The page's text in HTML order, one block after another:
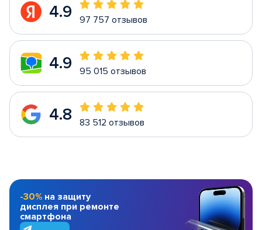
4.9 97 757 отзывов
4.9 95 015 отзывов
4.8 83 512 отзывов
-30% на защиту
дисплея при ремонте
смартфона